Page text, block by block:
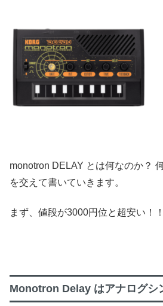
monotron DELAY とは何なのか？
を交えて書いていきます。
まず、値段が3000円位と超安い！！
Monotron Delay はアナログシ